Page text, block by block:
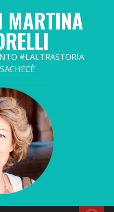
MARTINA
#LALTRASTORIA: